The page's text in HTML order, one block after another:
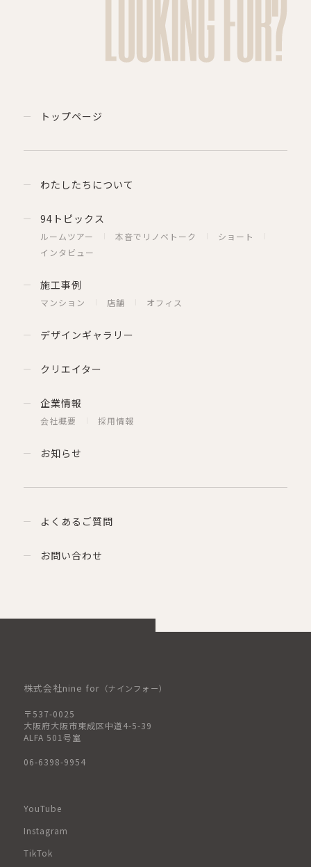
LOOKING FOR?
トップページ
わたしたちについて
94トピックス
ルームツアー 本音でリノベトーク
ショート
インタビュー
施工事例
マンション 店舗 オフィス
デザインギャラリー
クリエイター
企業情報
会社概要 採用情報
お知らせ
よくあるご質問
お問い合わせ
株式会社nine for （ナインフォー）
〒537-0025
大阪府大阪市東成区中道4-5-39
ALFA 501号室
06-6398-9954
YouTube
Instagram
TikTok